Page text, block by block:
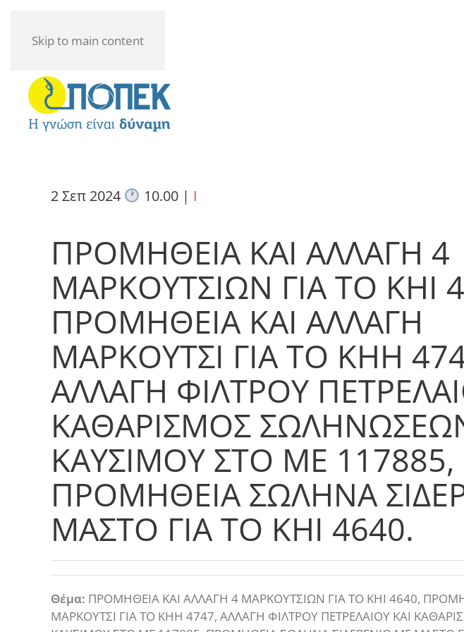
Skip to main content
2 Σεπ 2024 10.00| I
ΠΡΟΜΗΘΕΙΑ ΚΑΙ ΑΛΛΑΓΗ 4
ΜΑΡΚΟΥΤΣΙΩΝ ΓΙΑ ΤΟ ΚΗΙ
ΠΡΟΜΗΘΕΙΑ ΚΑΙ ΑΛΛΑΓΗ
ΜΑΡΚΟΥΤΣΙ ΓΙΑ ΤΟ ΚΗΗ
ΑΛΛΑΓΗ ΦΙΛΤΡΟΥ
ΚΑΘΑΡΙΣΜΟΣ
ΚΑΥΣΙΜΟΥ ΣΤΟ ΜΕ 117885,
ΠΡΟΜΗΘΕΙΑ ΣΩΛΗΝΑ
ΜΑΣΤΟ ΓΙΑ ΤΟ ΚΗΙ 4640.
Θέμα: ΠΡΟΜΗΘΕΙΑ ΚΑΙ ΑΛΛΑΓΗ 4 ΜΑΡΚΟΥΤΣΙΩΝ ΓΙΑ ΤΟ ΚΗΙ 4640,
ΜΑΡΚΟΥΤΣΙ ΓΙΑ ΤΟ ΚΗΗ 4747, ΑΛΛΑΓΗ ΦΙΛΤΡΟΥ ΠΕΤΡΕΛΑΙΟΥ ΚΑΙ